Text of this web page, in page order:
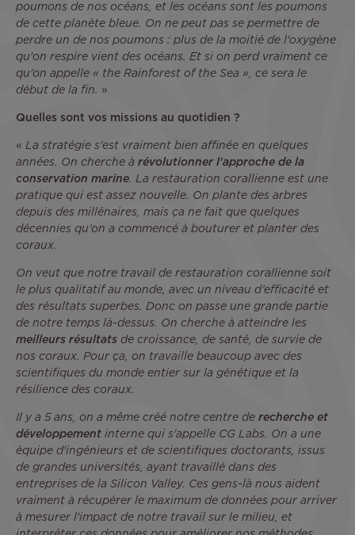
poumons de nos océans, et les océans sont les poumons
de cette planète bleue. On ne peut pas se permettre de
perdre un de nos poumons : plus de la moitié de l'oxygène
qu'on respire vient des océans. Et si on perd vraiment ce
qu'on appelle « the Rainforest of the Sea », ce sera le
début de la fin. »
Quelles sont vos missions au quotidien ?
« La stratégie s'est vraiment bien affinée en quelques
années. On cherche à révolutionner l'approche de la
conservation marine. La restauration corallienne est une
pratique qui est assez nouvelle. On plante des arbres
depuis des millénaires, mais ça ne fait que quelques
décennies qu’on a commencé à bouturer et planter des
coraux.
On veut que notre travail de restauration corallienne soit
le plus qualitatif au monde, avec un niveau d’efficacité et
des résultats superbes. Donc on passe une grande partie
de notre temps là-dessus. On cherche à atteindre les
meilleurs résultats de croissance, de santé, de survie de
nos coraux. Pour ça, on travaille beaucoup avec des
scientifiques du monde entier sur la génétique et la
résilience des coraux.
Il y a 5 ans, on a même créé notre centre de recherche et
développement interne qui s'appelle CG Labs. On a une
équipe d'ingénieurs et de scientifiques doctorants, issus
de grandes universités, ayant travaillé dans des
entreprises de la Silicon Valley. Ces gens-là nous aident
vraiment à récupérer le maximum de données pour arriver
à mesurer l'impact de notre travail sur le milieu, et